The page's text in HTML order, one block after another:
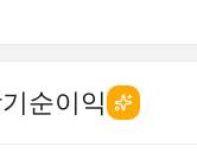
순이익